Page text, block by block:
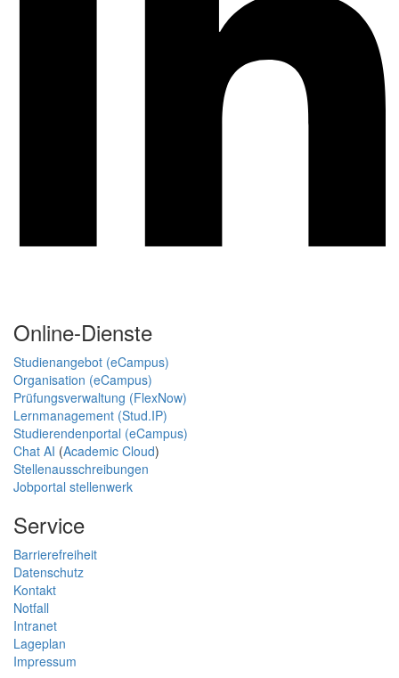
Online-Dienste
Studienangebot (eCampus)
Organisation (eCampus)
Prüfungsverwaltung (FlexNow)
Lernmanagement (Stud.IP)
Studierendenportal (eCampus)
Chat AI (Academic Cloud)
Stellenausschreibungen
Jobportal stellenwerk
Service
Barrierefreiheit
Datenschutz
Kontakt
Notfall
Intranet
Lageplan
Impressum